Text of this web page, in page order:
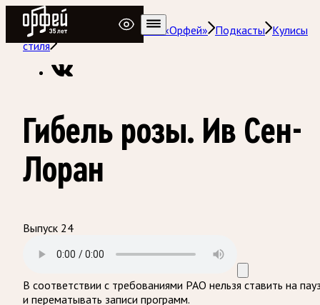
Радио Орфей
Радио классической музыки «Орфей» Подкасты Кулисы
стиля
Гибель розы. Ив Сен-
Лоран
Выпуск 24
В соответствии с требованиями РАО нельзя ставить на
и перематывать записи программ.